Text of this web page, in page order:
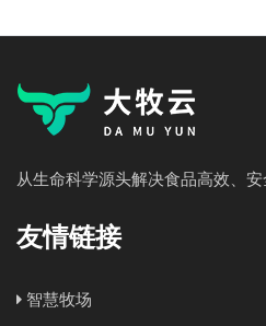
从生命科学源头解决食品高效、
友情链接
智慧牧场